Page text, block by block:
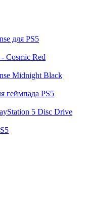
для PS5
Cosmic Red
Midnight Black
геймпада PS5
5 Disc Drive